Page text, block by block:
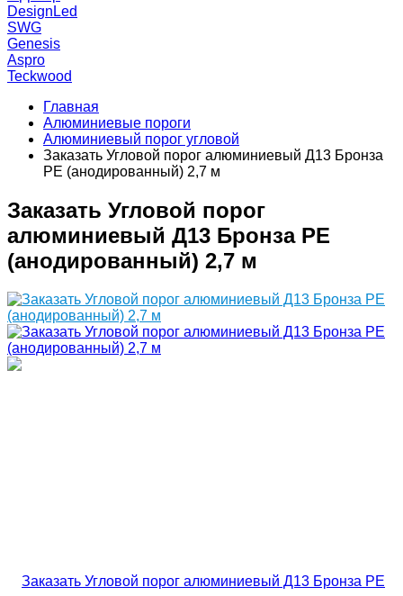
DesignLed
SWG
Genesis
Aspro
Teckwood
Главная
Алюминиевые пороги
Алюминиевый порог угловой
Заказать Угловой порог алюминиевый Д13 Бронза
РЕ (анодированный) 2,7 м
Заказать Угловой порог
алюминиевый Д13 Бронза РЕ
(анодированный) 2,7 м